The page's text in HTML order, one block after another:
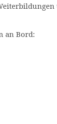
an Bord: